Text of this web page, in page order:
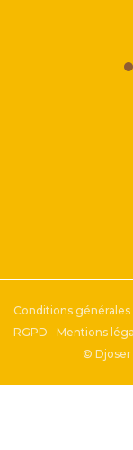
Conditions
RGPD
Mentions
© Djoser |